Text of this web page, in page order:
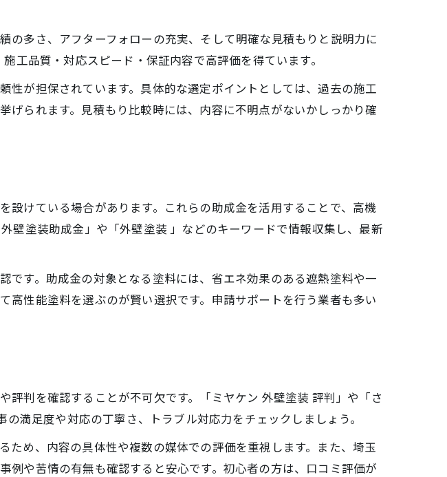
敗しない選び方
ら学ぶ塗料の選択法
塗装塗料の条件
視すべきポイント
多さ、アフターフォローの充実、そして明確な見積もりと説明力に
工品質・対応スピード・保証内容で高評価を得ています。
が担保されています。具体的な選定ポイントとしては、過去の施工
られます。見積もり比較時には、内容に不明点がないかしっかり確
けている場合があります。これらの助成金を活用することで、高機
壁塗装助成金」や「外壁塗装 」などのキーワードで情報収集し、最新
す。助成金の対象となる塗料には、省エネ効果のある遮熱塗料や一
性能塗料を選ぶのが賢い選択です。申請サポートを行う業者も多い
判を確認することが不可欠です。「ミヤケン 外壁塗装 評判」や「さ
満足度や対応の丁寧さ、トラブル対応力をチェックしましょう。
め、内容の具体性や複数の媒体での評価を重視します。また、埼玉
や苦情の有無も確認すると安心です。初心者の方は、口コミ評価が